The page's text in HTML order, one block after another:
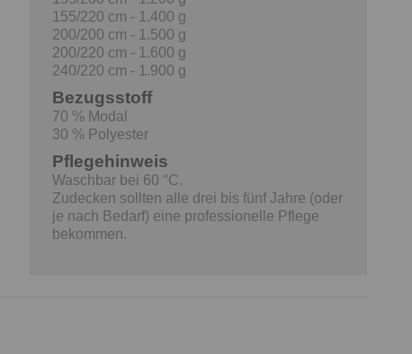
155/220 cm - 1.400 g
200/200 cm - 1.500 g
200/220 cm - 1.600 g
240/220 cm - 1.900 g
Bezugsstoff
70 % Modal
30 % Polyester
Pflegehinweis
Waschbar bei 60 °C.
Zudecken sollten alle drei bis fünf Jahre (oder
je nach Bedarf) eine professionelle Pflege
bekommen.